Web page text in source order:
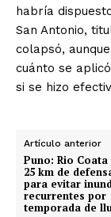
habría
San Antonio,
colapsó,
cuánto se
si se hizo
Artículo anterior
Puno: Rio
25 km de
para evitar
recurrentes por
temporada de